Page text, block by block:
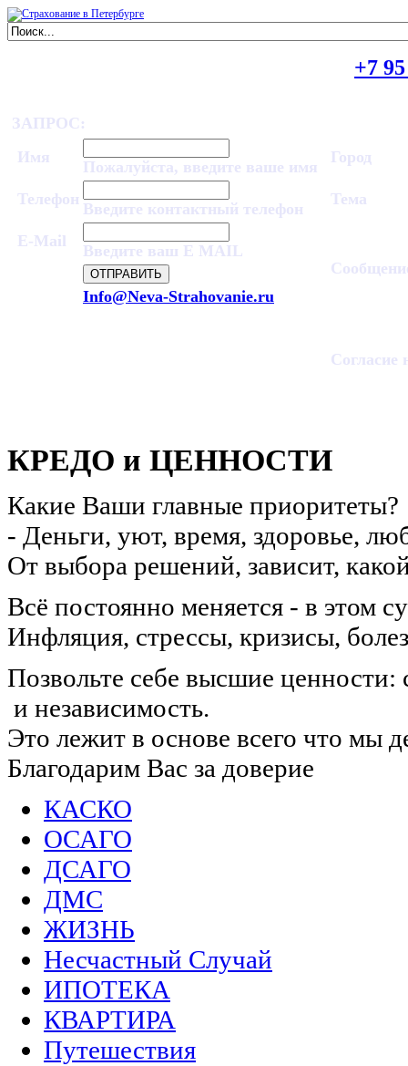
+7
ЗАПРОС:
Имя
Пожалуйста, введите ваше имя
Телефон
Введите контактный телефон
E-Mail
Введите ваш E MAIL
Info@Neva-Strahovanie.ru
Город
Тема
Согласие
КРЕДО и ЦЕННОСТИ
Какие Ваши главные приоритеты?
- Деньги, уют, время, здоровье,
От выбора решений, зависит,
Всё постоянно меняется - в этом
Инфляция, стрессы, кризисы,
Позвольте себе высшие ценности:
и независимость.
Это лежит в основе всего что мы
Благодарим Вас за доверие
КАСКО
ОСАГО
ДСАГО
ДМС
ЖИЗНЬ
Несчастный Случай
ИПОТЕКА
КВАРТИРА
Путешествия